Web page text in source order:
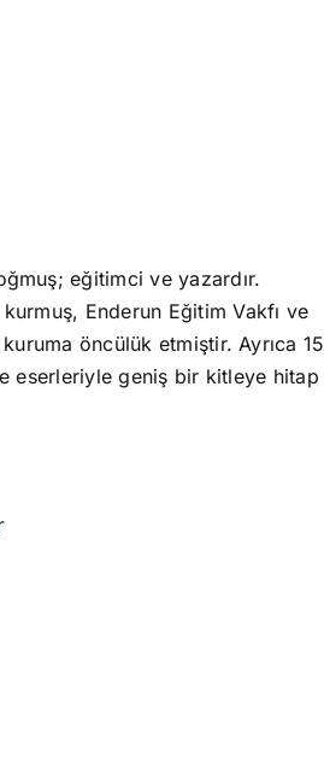
eğitimci ve yazardır.
Enderun Eğitim Vakfı ve
öncülük etmiştir. Ayrıca 15
eserleriyle geniş bir kitleye hitap